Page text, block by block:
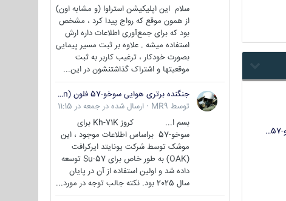
سلام این اپلیکیشن استراوا (و مشابه اون)
از همون موقع که رواج پیدا کرد ، مشخص
بود که برای جمع‌آوری اطلاعات داره ارش
استفاده میشه . علاوه بر ثبت مسیر پیمایی
بصورت خودکار ، ترغیب کاربر به ثبت
موقعیتها و اشتراک‌ گذاشتنشون در این...
جنگنده برتری هوایی سوخو-57 فلون (Su-57/Felon)
توسط MR9
· ارسال شده در جمعه در 11:15
بسم ا... کروز Kh-71K برای
سوخو-57 براساس اطلاعات موجود ، این
موشک توسط شرکت یونایتد ایرکرافت
(OAK) به طور خاص برای Su-57 توسعه
داده شد و اولین استفاده از آن در پایان
سال 2025 بود. نکته جالب توجه در مورد...